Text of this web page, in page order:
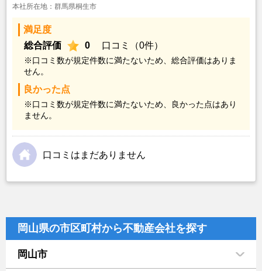
本社所在地：群馬県桐生市
満足度
総合評価
0 口コミ（0件）
※口コミ数が規定件数に満たないため、総合評価はありま
せん。
良かった点
※口コミ数が規定件数に満たないため、良かった点はあり
ません。
口コミはまだありません
岡山県の市区町村から不動産会社を探す
岡山市